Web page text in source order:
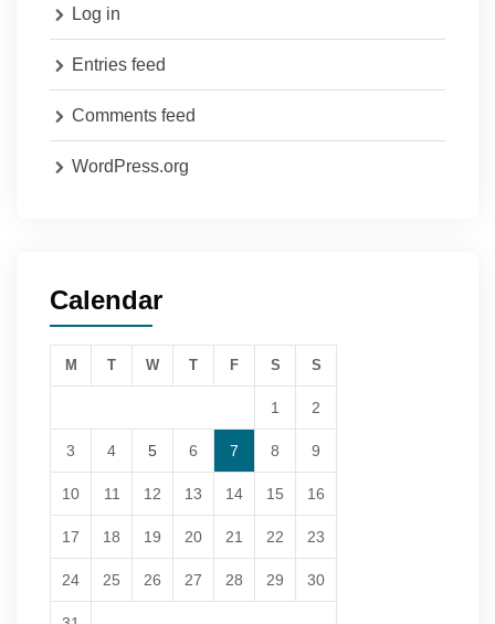
Log in
Entries feed
Comments feed
WordPress.org
Calendar
M T W T F S S
1 2
3 4 5 6 7 8 9
10 11 12 13 14 15 16
17 18 19 20 21 22 23
24 25 26 27 28 29 30